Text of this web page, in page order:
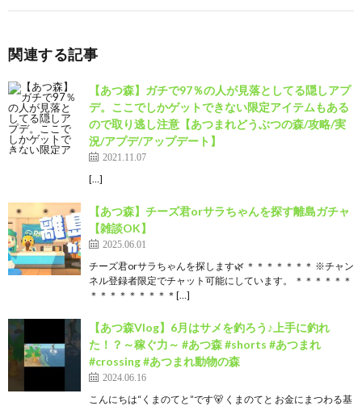
関連する記事
【あつ森】ガチで97％の人が見落としてる隠しアプ
デ。ここでしかゲットできない限定アイテムもある
ので取り逃し注意【あつまれどうぶつの森/攻略/実
況/アプデ/アップデート】
2021.11.07
[…]
【あつ森】チーズ君orサラちゃんを探す離島ガチャ
【雑談OK】
2025.06.01
チーズ君orサラちゃんを探します🌿 ＊＊＊＊＊＊＊ ※チャン
ネル登録者限定でチャット可能にしています。 ＊＊＊＊＊＊
＊＊＊＊＊＊＊＊＊[…]
【あつ森Vlog】6月はサメを釣ろう♪上手に釣れ
た！？～稼ぐ力～ #あつ森 #shorts #あつまれ
#crossing #あつまれ動物の森
2024.06.16
こんにちは“くまのてと”です🐻 くまのてと お金にまつわる基